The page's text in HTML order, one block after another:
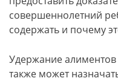
совершеннолетний
содержать и почему
Удержание
также может